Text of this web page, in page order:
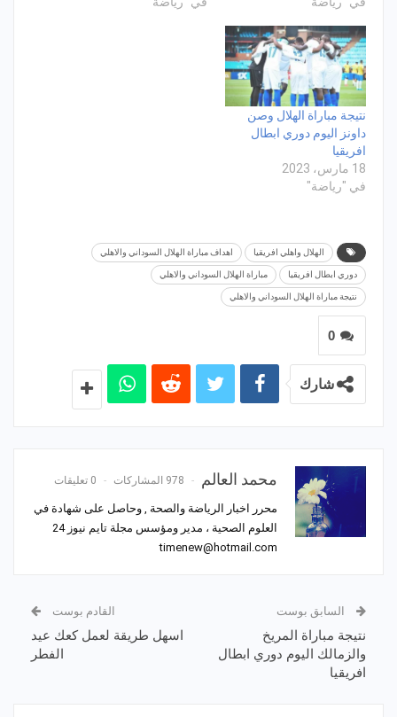
نتيجة مباراة الهلال وصن
داونز اليوم دوري ابطال
افريقيا
18 مارس، 2023
في "رياضة"
الهلال واهلي افريقيا اهداف مباراة الهلال السوداني والاهلي
دوري ابطال افريقيا مباراة الهلال السوداني والاهلي
نتيجة مباراة الهلال السوداني والاهلي
0
شارك
محمد العالم 978 المشاركات 0 تعليقات
محرر اخبار الرياضة والصحة , وحاصل على شهادة في
العلوم الصحية ، مدير ومؤسس مجلة تايم نيوز 24
timenew@hotmail.com
السابق بوست
نتيجة مباراة المريخ
والزمالك اليوم دوري ابطال
افريقيا
القادم بوست
اسهل طريقة لعمل كعك عيد
الفطر